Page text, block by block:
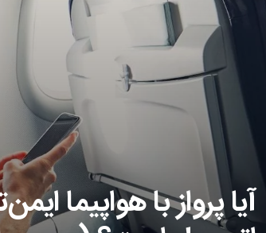
آیا پرواز با هواپیما